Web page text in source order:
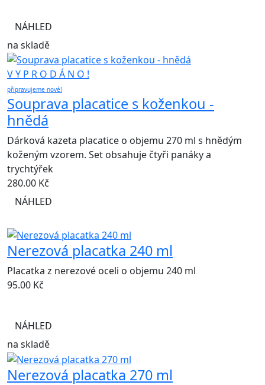
NÁHLED
na skladě
V Y P R O D Á N O !
připravujeme nové!
Souprava placatice s koženkou -
hnědá
Dárková kazeta placatice o objemu 270 ml s hnědým
koženým vzorem. Set obsahuje čtyři panáky a
trychtýřek
280.00 Kč
NÁHLED
Nerezová placatka 240 ml
Placatka z nerezové oceli o objemu 240 ml
95.00 Kč
NÁHLED
na skladě
Nerezová placatka 270 ml